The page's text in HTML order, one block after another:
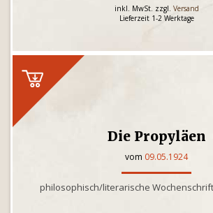
inkl. MwSt. zzgl. Versand
Lieferzeit 1-2 Werktage
Die Propyläen
vom 09.05.1924
philosophisch/literarische